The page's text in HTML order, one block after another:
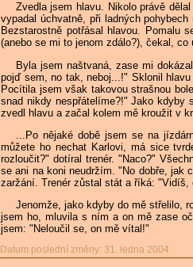
Zvedla jsem hlavu. Nikolo právě
vypadal úchvatně, při ladných
Bezstarostně potřásal hlavou.
(anebo se mi to jenom zdálo?), čekal, co
Byla jsem naštvaná, zase mi
pojď sem, no tak, neboj...!" Sklonil
Pocítila jsem však takovou strašnou
snad nikdy nespřátelíme?!" Jako kdyby
zvedl hlavu a začal kolem mě kroužit v
...Po nějaké době jsem se na
můžete ho nechat Karlovi, má sice
rozloučit?" dotíral trenér. "Naco?"
se ani na koni neudržím. "No dobře, jak
zaržání. Trenér zůstal stát a říká: "Vidíš,
Jenomže, jako kdyby do mě střelilo,
jsem ho, mluvila s ním a on mě zase
jsem: "Neloučil se, on mě vítal!"
Datum poslední změny: 31. ledna 2004